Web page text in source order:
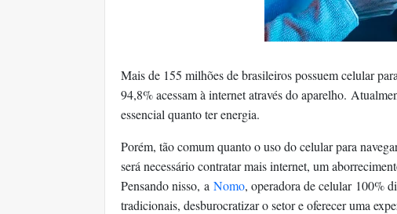
Mais de 155 milhões de brasileiros possuem celular
94,8% acessam à internet através do aparelho.
essencial quanto ter energia.
Porém, tão comum quanto o uso do celular para
será necessário contratar mais internet, um
Pensando nisso, a Nomo, operadora de celular 100%
tradicionais, desburocratizar o setor e oferecer uma